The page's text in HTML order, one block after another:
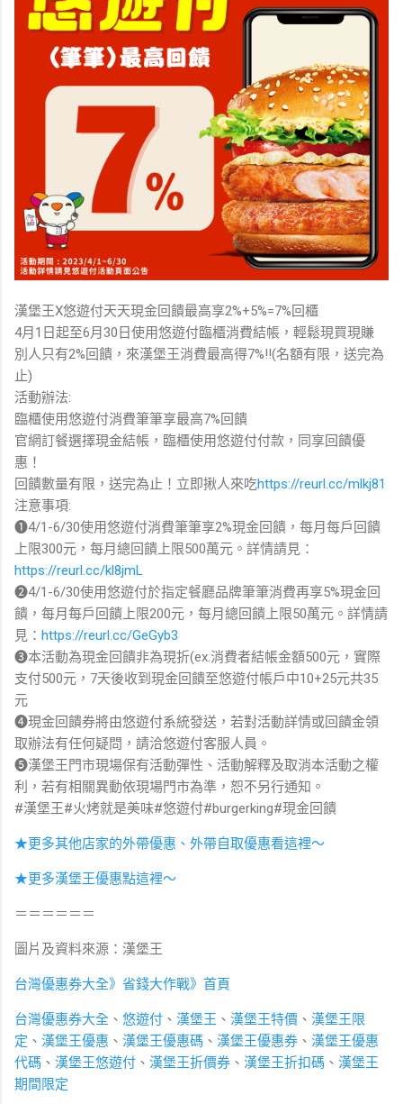
漢堡王X悠遊付天天現金回饋最高享2%+5%=7%回櫃
4月1日起至6月30日使用悠遊付臨櫃消費結帳，輕鬆現買現賺
別人只有2%回饋，來漢堡王消費最高得7%!!(名額有限，送完為
止)
活動辦法:
臨櫃使用悠遊付消費筆筆享最高7%回饋
官網訂餐選擇現金結帳，臨櫃使用悠遊付付款，同享回饋優
惠！
回饋數量有限，送完為止！立即揪人來吃https://reurl.cc/mlkj81
注意事項:
➊4/1-6/30使用悠遊付消費筆筆享2%現金回饋，每月每戶回饋
上限300元，每月總回饋上限500萬元。詳情請見：
https://reurl.cc/kl8jmL
➋4/1-6/30使用悠遊付於指定餐廳品牌筆筆消費再享5%現金回
饋，每月每戶回饋上限200元，每月總回饋上限50萬元。詳情請
見： https://reurl.cc/GeGyb3
➌本活動為現金回饋非為現折(ex.消費者結帳金額500元，實際
支付500元，7天後收到現金回饋至悠遊付帳戶中10+25元共35
元
➍現金回饋券將由悠遊付系統發送，若對活動詳情或回饋金領
取辦法有任何疑問，請洽悠遊付客服人員。
➎漢堡王門市現場保有活動彈性、活動解釋及取消本活動之權
利，若有相關異動依現場門市為準，恕不另行通知。
#漢堡王#火烤就是美味#悠遊付#burgerking#現金回饋
★更多其他店家的外帶優惠、外帶自取優惠看這裡～
★更多漢堡王優惠點這裡～
＝＝＝＝＝＝
圖片及資料來源：漢堡王
台灣優惠券大全》省錢大作戰》首頁
台灣優惠券大全 、 悠遊付 、 漢堡王 、 漢堡王特價 、 漢堡王限
定 、 漢堡王優惠 、 漢堡王優惠碼 、 漢堡王優惠券 、 漢堡王優惠
代碼 、 漢堡王悠遊付 、 漢堡王折價券 、 漢堡王折扣碼 、 漢堡王
期間限定